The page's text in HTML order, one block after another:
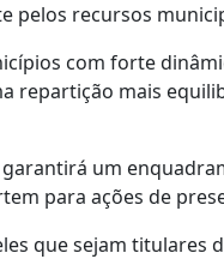
recursos
com forte
repartição mais
um
para ações de
que sejam